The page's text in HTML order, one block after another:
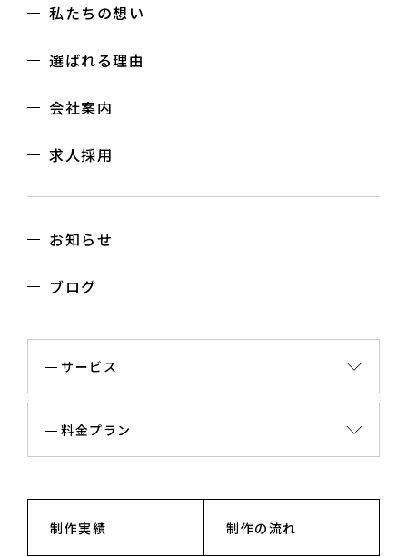
私たちの想い
選ばれる理由
会社案内
求人採用
お知らせ
ブログ
サービス
料金プラン
制作実績 制作の流れ